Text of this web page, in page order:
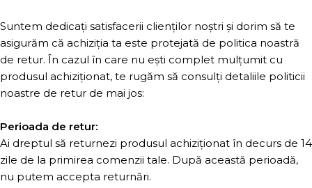
Suntem dedicați satisfacerii clienților noștri și dorim să te
asigurăm că achiziția ta este protejată de politica noastră
de retur. În cazul în care nu ești complet mulțumit cu
produsul achiziționat, te rugăm să consulți detaliile politicii
noastre de retur de mai jos:
Perioada de retur:
Ai dreptul să returnezi produsul achiziționat în decurs de 14
zile de la primirea comenzii tale. După această perioadă,
nu putem accepta returnări.